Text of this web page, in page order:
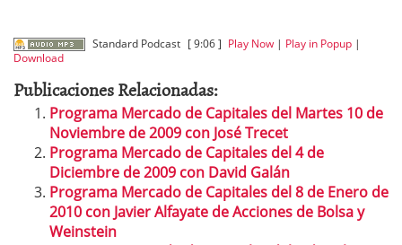
Standard Podcast [ 9:06 ] Play Now | Play in Popup |
Download
Publicaciones Relacionadas:
Programa Mercado de Capitales del Martes 10 de
Noviembre de 2009 con José Trecet
Programa Mercado de Capitales del 4 de
Diciembre de 2009 con David Galán
Programa Mercado de Capitales del 8 de Enero de
2010 con Javier Alfayate de Acciones de Bolsa y
Weinstein